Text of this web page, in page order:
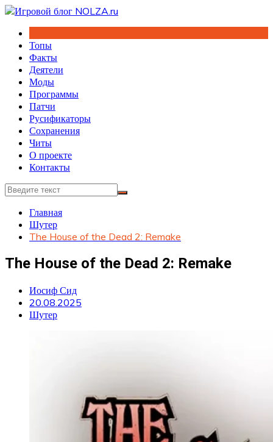
Перейти
содержимому
Топы
Факты
Деятели
Моды
Программы
Патчи
Русификаторы
Сохранения
Читы
О проекте
Контакты
Главная
Шутер
The House of the Dead 2: Remake
The House of the Dead 2: Remake
Иосиф Сид
20.08.2025
Шутер